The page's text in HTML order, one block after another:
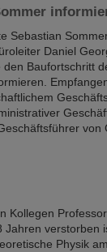
Sebastian
Daniel
Baufortschritt
von
Kollegen
Jahren verstorben
Physik